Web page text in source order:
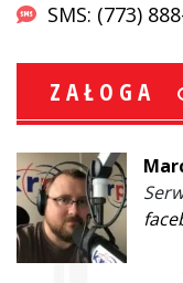
SMS: (773)
ZAŁOGA